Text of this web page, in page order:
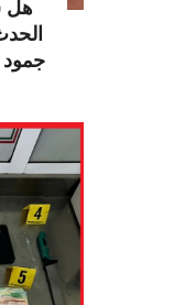
هل
جمود